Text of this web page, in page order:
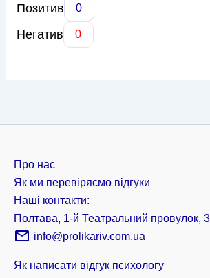
Позитив 0
Негатив 0
Про нас
Як ми перевіряємо відгуки
Наші контакти:
Полтава, 1-й Театральний провулок,
info@prolikariv.com.ua
Як написати відгук психологу